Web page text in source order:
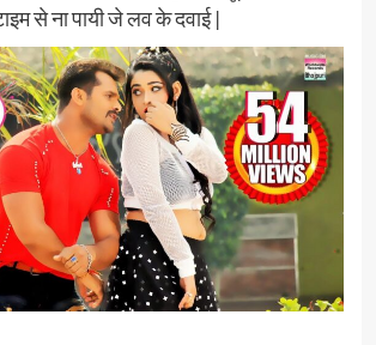
से ना पायी जे लव के दवाई |